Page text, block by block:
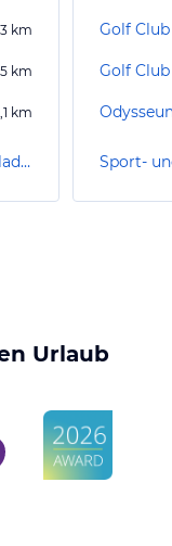
km
km
km
Sehenswürdigkeiten in Bergisch Gladbach
Golf
Golf Club
Urlaub